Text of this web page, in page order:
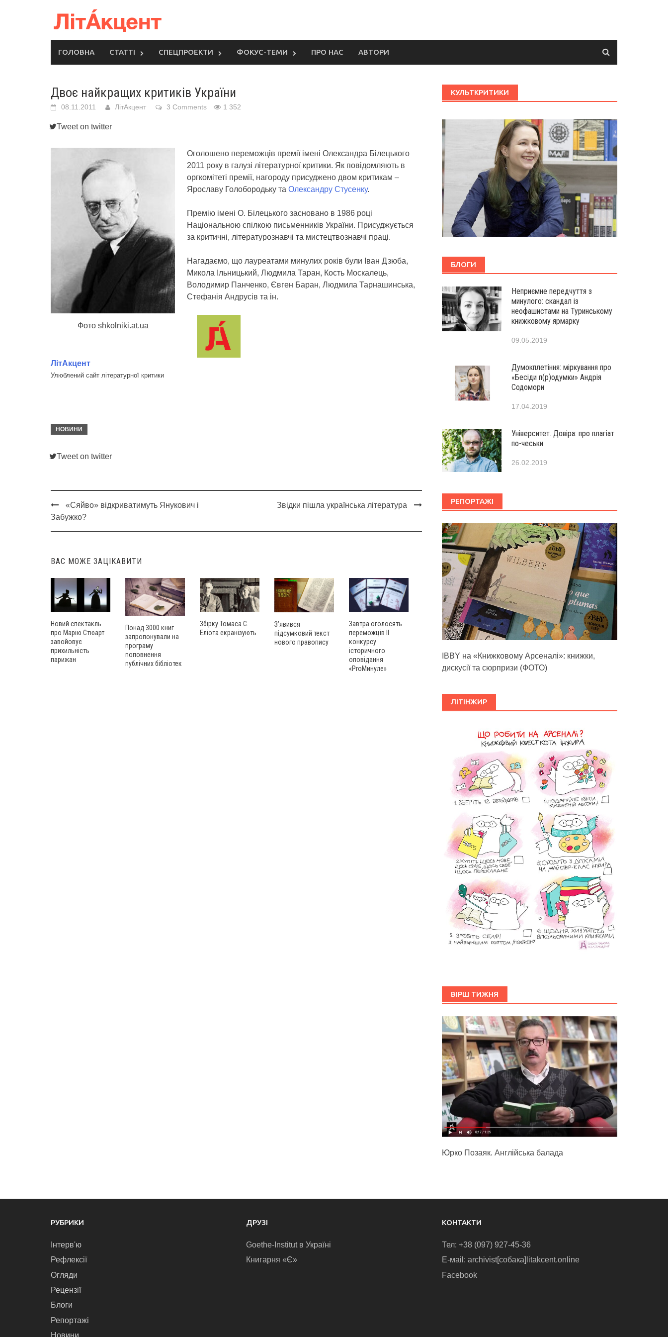
ГОЛОВНА СТАТТІ СПЕЦПРОЕКТИ ФОКУС-ТЕМИ ПРО НАС АВТОРИ
Двоє найкращих критиків України
08.11.2011 ЛітАкцент 3 Comments 1 352
Tweet on twitter
Фото shkolniki.at.ua
Оголошено переможців премії імені Олександра Білецького
2011 року в галузі літературної критики. Як повідомляють в
оргкомітеті премії, нагороду присуджено двом критикам –
Ярославу Голобородьку та Олександру Стусенку.
Премію імені О. Білецького засновано в 1986 році
Національною спілкою письменників України. Присуджується
за критичні, літературознавчі та мистецтвознавчі праці.
Нагадаємо, що лауреатами минулих років були Іван Дзюба,
Микола Ільницький, Людмила Таран, Кость Москалець,
Володимир Панченко, Євген Баран, Людмила Тарнашинська,
Стефанія Андрусів та ін.
ЛітАкцент
Улюблений сайт літературної критики
НОВИНИ
Tweet on twitter
Post
navigation
«Сяйво» відкриватимуть Янукович і
Забужко?
Звідки пішла українська література
ВАС МОЖЕ ЗАЦІКАВИТИ
Новий спектакль
про Марію Стюарт
завойовує
прихильність
парижан
Понад 3000 книг
запропонували на
програму
поповнення
публічних бібліотек
Збірку Томаса С.
Еліота екранізують
З’явився
підсумковий текст
нового правопису
Завтра оголосять
переможців ІІ
конкурсу
історичного
оповідання
«ProМинуле»
КУЛЬТКРИТИКИ
БЛОГИ
Неприємне передчуття з
минулого: скандал із
неофашистами на Туринському
книжковому ярмарку
09.05.2019
Думокплетіння: міркування про
«Бесіди п(р)одумки» Андрія
Содомори
17.04.2019
Університет. Довіра: про плагіат
по-чеськи
26.02.2019
РЕПОРТАЖІ
IBBY на «Книжковому Арсеналі»: книжки,
дискусії та сюрпризи (ФОТО)
ЛІТІНЖИР
ВІРШ ТИЖНЯ
Юрко Позаяк. Англійська балада
РУБРИКИ
Інтерв'ю
Рефлексії
Огляди
Рецензії
Блоги
Репортажі
Новини
ДРУЗІ
Goethe-Institut в Україні
Книгарня «Є»
КОНТАКТИ
Тел: +38 (097) 927-45-36
E-маіl: archivist[собака]litakcent.online
Facebook